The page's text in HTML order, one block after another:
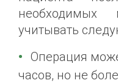
необходимых
учитывать
Операция
часов, но не